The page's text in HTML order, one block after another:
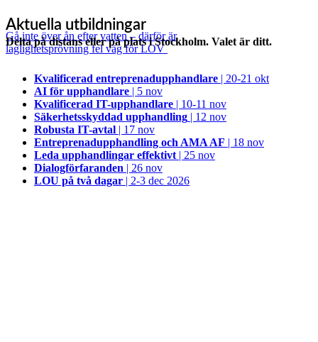
Gå inte över ån efter vatten – därför är
laglighetsprövning fel väg för LOV
Aktuella utbildningar
Delta på distans eller på plats i Stockholm. Valet är ditt.
Kvalificerad entreprenad­upphandlare | 20-21 okt
AI för upphandlare | 5 nov
Kvalificerad IT-upphandlare | 10-11 nov
Säkerhetsskyddad upphandling | 12 nov
Robusta IT-avtal | 17 nov
Entreprenadupphandling och AMA AF | 18 nov
Leda upphandlingar effektivt | 25 nov
Dialogförfaranden | 26 nov
LOU på två dagar | 2-3 dec 2026